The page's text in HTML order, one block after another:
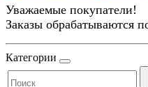
Уважаемые покупатели!
Заказы обрабатываются
Категории